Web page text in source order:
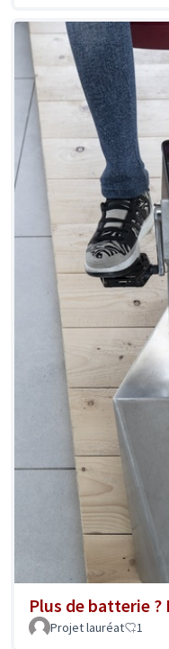
Plus de batterie
Projet lauréat 1